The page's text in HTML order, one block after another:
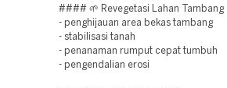
#### 🌱 Revegetasi Lahan Tambang
- penghijauan area bekas tambang
- stabilisasi tanah
- penanaman rumput cepat tumbuh
- pengendalian erosi